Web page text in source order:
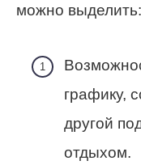
можно выделить:
графику,
другой
отдыхом.